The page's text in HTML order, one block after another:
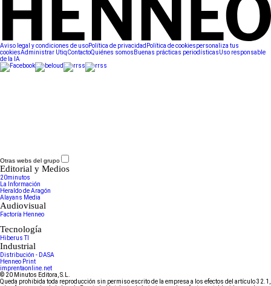
Aviso legal y condiciones de usoPolítica de privacidad Política de cookiespersonaliza tus
cookiesAdministrar UtiqContactoQuiénes somos Buenas prácticas periodísticasUso responsable
de la IA
Otras webs del grupo
Editorial y Medios
20minutos
La Información
Heraldo de Aragón
Alayans Media
Audiovisual
Factoría Henneo
Tecnología
Hiberus TI
Industrial
Distribución - DASA
Henneo Print
imprentaonline.net
© 20 Minutos Editora, S.L.
Queda prohibida toda reproducción sin permiso escrito de la empresa a los efectos del artículo 32.1,